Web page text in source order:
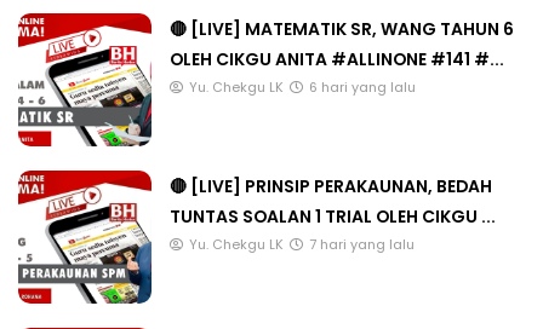
🔴 [LIVE] MATEMATIK SR, WANG TAHUN 6
OLEH CIKGU ANITA #ALLINONE #141 #...
Yu. Chekgu LK 6 hari yang lalu
🔴 [LIVE] PRINSIP PERAKAUNAN, BEDAH
TUNTAS SOALAN 1 TRIAL OLEH CIKGU ...
Yu. Chekgu LK 7 hari yang lalu